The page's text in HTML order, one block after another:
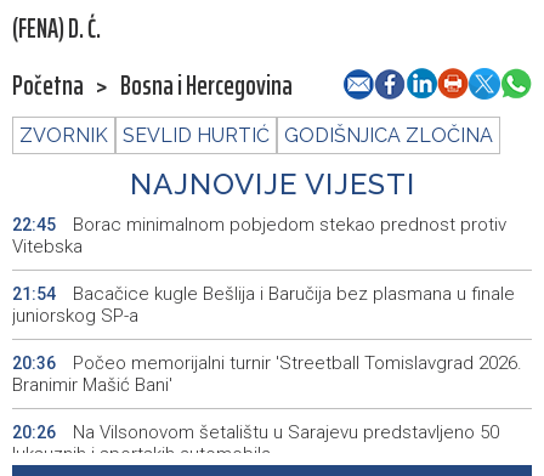
(FENA) D. Ć.
Početna > Bosna i Hercegovina
ZVORNIK SEVLID HURTIĆ GODIŠNJICA ZLOČINA
NAJNOVIJE VIJESTI
22:45
Borac minimalnom pobjedom stekao prednost protiv
Vitebska
21:54
Bacačice kugle Bešlija i Baručija bez plasmana u finale
juniorskog SP-a
20:36
Počeo memorijalni turnir 'Streetball Tomislavgrad 2026.
Branimir Mašić Bani'
20:26
Na Vilsonovom šetalištu u Sarajevu predstavljeno 50
luksuznih i sportskih automobila